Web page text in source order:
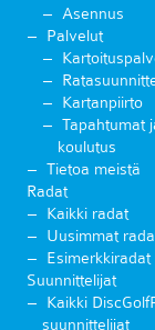
Asennus
Palvelut
Kartanpiirto
Tapahtumat
koulutus
Tietoa meistä
Radat
Kaikki radat
Uusimmat
Esimerkkiradat
Suunnittelijat
Kaikki
suunnittelijat